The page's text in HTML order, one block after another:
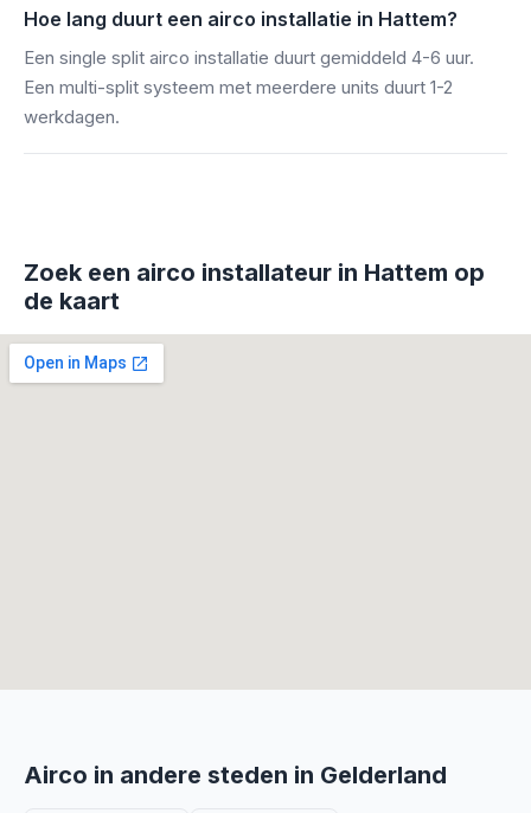
Hoe lang duurt een airco installatie in Hattem?
Een single split airco installatie duurt gemiddeld 4-6 uur.
Een multi-split systeem met meerdere units duurt 1-2
werkdagen.
Zoek een airco installateur in Hattem op
de kaart
Airco in andere steden in Gelderland